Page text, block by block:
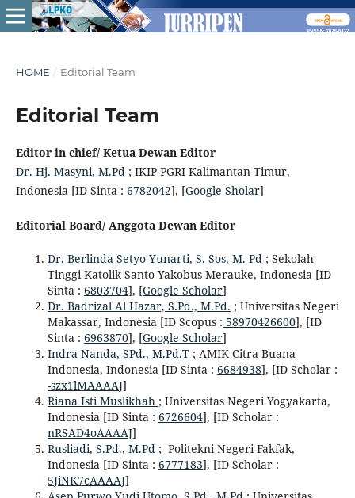
HOME / Editorial Team
Editorial Team
Editor in chief/ Ketua Dewan Editor
Dr. Hj. Masyni, M.Pd; IKIP PGRI Kalimantan Timur,
Indonesia [ID Sinta : 6782042], [Google Sholar]
Editorial Board/ Anggota Dewan Editor
Dr. Berlinda Setyo Yunarti, S. Sos, M. Pd; Sekolah
Tinggi Katolik Santo Yakobus Merauke, Indonesia [ID
Sinta : 6803704], [Google Scholar]
Dr. Badrizal Al Hazar, S.Pd., M.Pd. ; Universitas Negeri
Makassar, Indonesia [ID Scopus : 58970426600], [ID
Sinta : 6963870], [Google Scholar]
Indra Nanda, SPd., M.Pd.T ; AMIK Citra Buana
Indonesia, Indonesia [ID Sinta : 6684938], [ID Scholar :
-szx1lMAAAAJ]
Riana Isti Muslikhah ; Universitas Negeri Yogyakarta,
Indonesia [ID Sinta : 6726604], [ID Scholar :
nRSAD4oAAAAJ]
Rusliadi, S.Pd., M.Pd ; Politekni Negeri Fakfak,
Indonesia [ID Sinta : 6777183], [ID Scholar :
5JiNK7cAAAAJ]